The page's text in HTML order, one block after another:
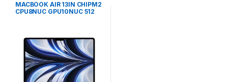
MACBOOK AIR 13IN CHIPM2
CPU8NUC GPU10NUC 512